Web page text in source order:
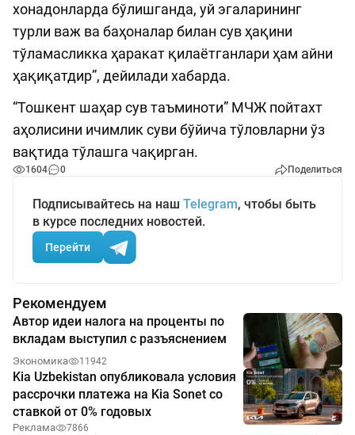
хонадонларда бўлишганда, уй эгаларининг
турли важ ва баҳоналар билан сув ҳақини
тўламасликка ҳаракат қилаётганлари ҳам айни
ҳақиқатдир”, дейилади хабарда.
“Тошкент шаҳар сув таъминоти” МЧЖ пойтахт
аҳолисини ичимлик суви бўйича тўловларни ўз
вақтида тўлашга чақирган.
1604 0 Поделиться
Подписывайтесь на наш Telegram, чтобы быть
в курсе последних новостей.
Перейти
Рекомендуем
Автор идеи налога на проценты по
вкладам выступил с разъяснением
Экономика 11942
Kia Uzbekistan опубликовала условия
рассрочки платежа на Kia Sonet со
ставкой от 0% годовых
Реклама 7866